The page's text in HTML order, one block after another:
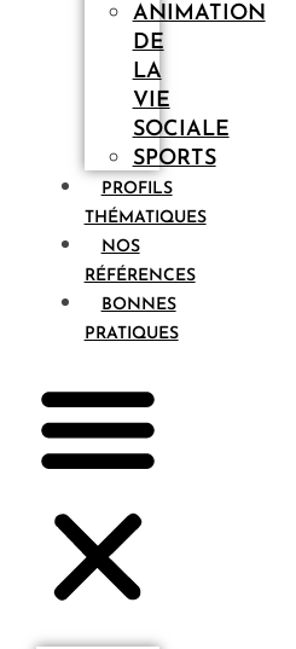
ANIMATION
DE
LA
VIE
SOCIALE
SPORTS
PROFILS
THÉMATIQUES
NOS
RÉFÉRENCES
BONNES
PRATIQUES